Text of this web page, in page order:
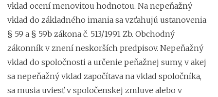
vklad ocení menovitou hodnotou. Na nepeňažný
vklad do základného imania sa vzťahujú ustanovenia
§ 59 a § 59b zákona č. 513/1991 Zb. Obchodný
zákonník v znení neskorších predpisov. Nepeňažný
vklad do spoločnosti a určenie peňažnej sumy, v akej
sa nepeňažný vklad započítava na vklad spoločníka,
sa musia uviesť v spoločenskej zmluve alebo v